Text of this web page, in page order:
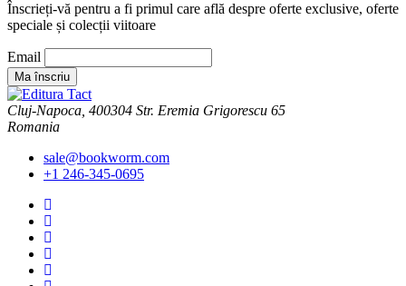
Înscrieți-vă pentru a fi primul care află despre oferte exclusive, oferte
speciale și colecții viitoare
Email
Cluj-Napoca, 400304 Str. Eremia Grigorescu 65
Romania
sale@bookworm.com
+1 246-345-0695